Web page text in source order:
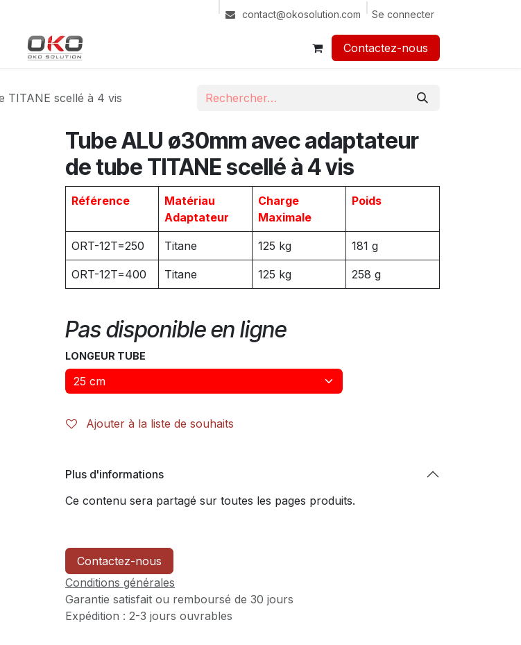
contact@okosolution.com Se connecter
Contactez-nous​​
TITANE scellé à 4 vis
Tube ALU ø30mm avec adaptateur
de tube TITANE scellé à 4 vis
Référence
Matériau
Adaptateur
Charge
Maximale
Poids
ORT-12T=250 Titane 125 kg 181 g
ORT-12T=400 Titane 125 kg 258 g
Pas disponible en ligne
LONGEUR TUBE
Ajouter à la liste de souhaits
Plus d'informations
Ce contenu sera partagé sur toutes les pages produits.
Contactez-nous
Conditions générales
Garantie satisfait ou remboursé de 30 jours
Expédition : 2-3 jours ouvrables